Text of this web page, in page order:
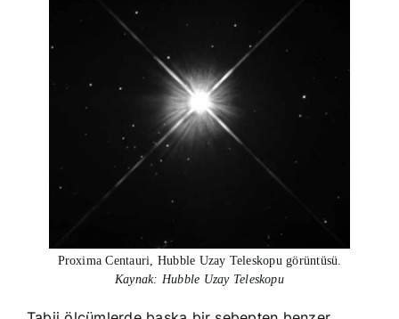
Proxima Centauri, Hubble Uzay Teleskopu görüntüsü.
Kaynak: Hubble Uzay Teleskopu